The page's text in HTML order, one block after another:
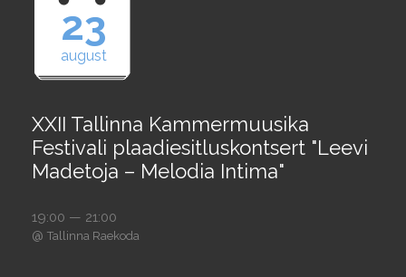
23
august
XXII Tallinna Kammermuusika
Festivali plaadiesitluskontsert "Leevi
Madetoja – Melodia Intima"
19:00 — 21:00
@ Tallinna Raekoda